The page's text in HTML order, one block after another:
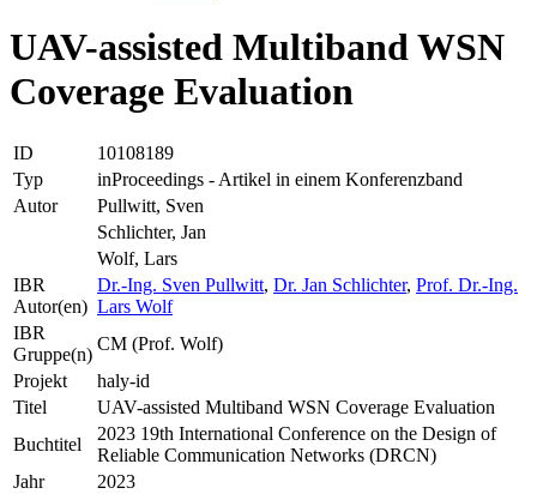
UAV-assisted Multiband WSN
Coverage Evaluation
ID
10108189
Typ
inProceedings - Artikel in einem Konferenzband
Autor
Pullwitt, Sven
Schlichter, Jan
Wolf, Lars
IBR
Autor(en)
Dr.-Ing. Sven Pullwitt, Dr. Jan Schlichter, Prof. Dr.-Ing.
Lars Wolf
IBR
Gruppe(n)
CM (Prof. Wolf)
Projekt
haly-id
Titel
UAV-assisted Multiband WSN Coverage Evaluation
Buchtitel
2023 19th International Conference on the Design of
Reliable Communication Networks (DRCN)
Jahr
2023